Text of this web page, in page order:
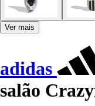
Ver mais
adidas
salão